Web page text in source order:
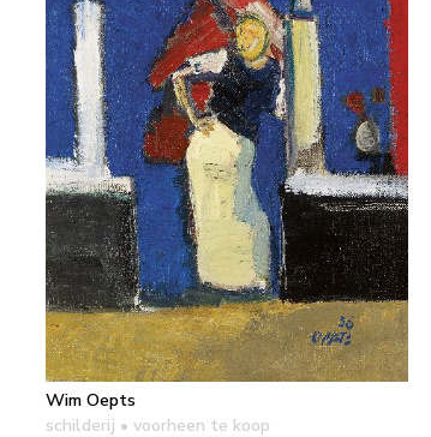
Wim Oepts
schilderij • voorheen te koop